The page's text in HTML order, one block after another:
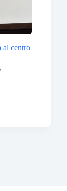
al centro